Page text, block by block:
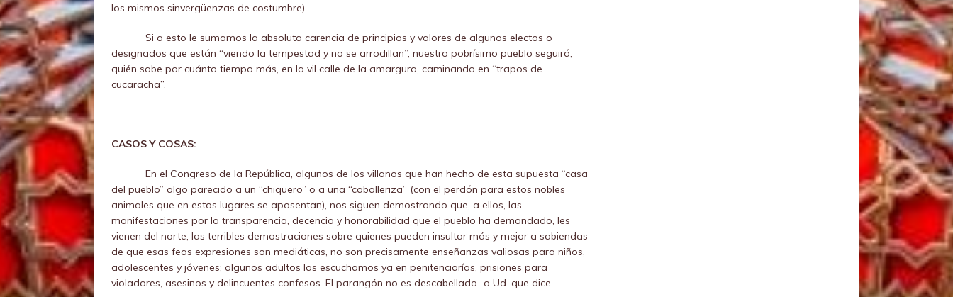
los mismos sinvergüenzas de costumbre).
Si a esto le sumamos la absoluta carencia de principios y valores de algunos electos o
designados que están “viendo la tempestad y no se arrodillan”, nuestro pobrísimo pueblo seguirá,
quién sabe por cuánto tiempo más, en la vil calle de la amargura, caminando en “trapos de
cucaracha”.
CASOS Y COSAS:
En el Congreso de la República, algunos de los villanos que han hecho de esta supuesta “casa
del pueblo” algo parecido a un “chiquero” o a una “caballeriza” (con el perdón para estos nobles
animales que en estos lugares se aposentan), nos siguen demostrando que, a ellos, las
manifestaciones por la transparencia, decencia y honorabilidad que el pueblo ha demandado, les
vienen del norte; las terribles demostraciones sobre quienes pueden insultar más y mejor a sabiendas
de que esas feas expresiones son mediáticas, no son precisamente enseñanzas valiosas para niños,
adolescentes y jóvenes; algunos adultos las escuchamos ya en penitenciarías, prisiones para
violadores, asesinos y delincuentes confesos. El parangón no es descabellado…o Ud. que dice…